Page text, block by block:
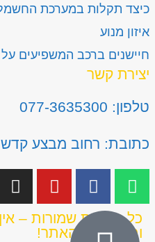
כיצד תקלות במערכת החשמל
איזון מנוע
חיישנים ברכב המשפיעים
יצירת קשר
טלפון: 077-3635300
כתובת: רחוב מבצע קדש 55, בני ברק
כל הזכויות שמורות –
ותמונות) מהאתר!